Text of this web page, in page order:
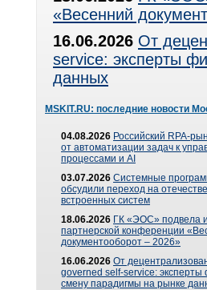
«Весенний
16.06.2026 От
service: эксперты
данных
MSKIT.RU: последние новости
04.08.2026 Российский RPA-
от автоматизации задач к
процессами и AI
03.07.2026 Системные
обсудили переход на
встроенных систем
18.06.2026 ГК «ЭОС» подвела
партнерской конференции
документооборот – 2026»
16.06.2026 От
governed self-service: эксперты
смену парадигмы на рынке